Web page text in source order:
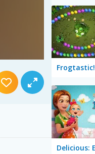
Frogtastic!